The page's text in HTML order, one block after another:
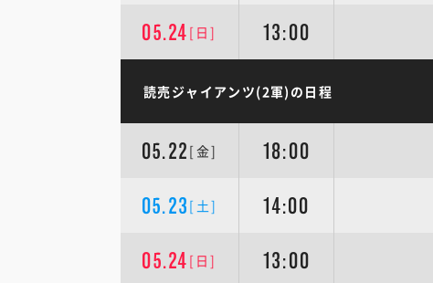
05.24 [日] 13:00
読売ジャイアンツ(2軍)の日程
05.22 [金] 18:00
05.23 [土] 14:00
05.24 [日] 13:00